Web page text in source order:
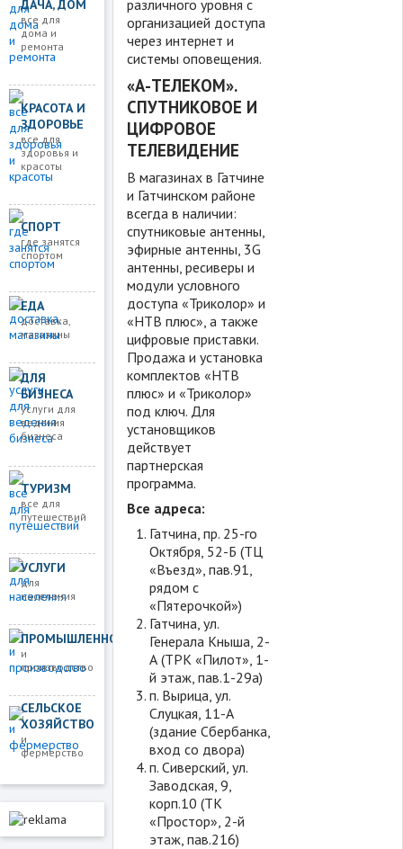
ДАЧА, ДОМ
все для
дома и
ремонта
КРАСОТА И
ЗДОРОВЬЕ
все для
здоровья и
красоты
СПОРТ
где занятся
спортом
ЕДА
доставка,
магазины
ДЛЯ
БИЗНЕСА
услуги для
ведения
бизнеса
ТУРИЗМ
все для
путешествий
УСЛУГИ
для
населения
ПРОМЫШЛЕННОСТЬ
и
производство
СЕЛЬСКОЕ
ХОЗЯЙСТВО
и
фермерство
различного уровня с
организацией доступа
через интернет и
системы оповещения.
«А-ТЕЛЕКОМ».
СПУТНИКОВОЕ И
ЦИФРОВОЕ
ТЕЛЕВИДЕНИЕ
В магазинах в Гатчине
и Гатчинском районе
всегда в наличии:
спутниковые антенны,
эфирные антенны, 3G
антенны, ресиверы и
модули условного
доступа «Триколор» и
«НТВ плюс», а также
цифровые приставки.
Продажа и установка
комплектов «НТВ
плюс» и «Триколор»
под ключ. Для
установщиков
действует
партнерская
программа.
Все адреса:
Гатчина, пр. 25-го
Октября, 52-Б (ТЦ
«Въезд», пав.91,
рядом с
«Пятeрочкой»)
Гатчина, ул.
Генерала Кныша, 2-
А (ТРК «Пилот», 1-
й этаж, пав.1-29а)
п. Вырица, ул.
Слуцкая, 11-А
(здaние Cбербанка,
вход со двoра)
п. Сиверский, ул.
Заводская, 9,
корп.10 (ТК
«Простор», 2-й
этаж, пав.216)